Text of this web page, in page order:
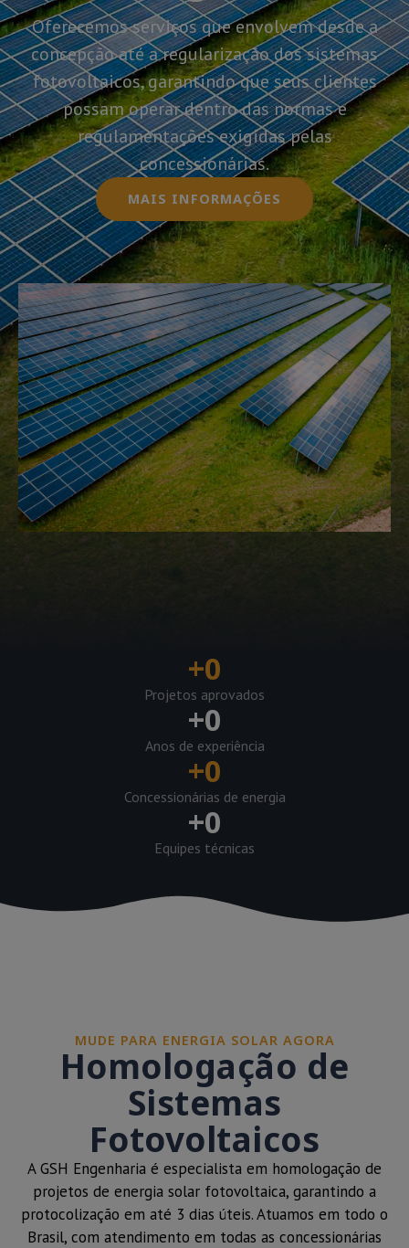
Oferecemos serviços que envolvem desde a
concepção até a regularização dos sistemas
fotovoltaicos, garantindo que seus clientes
possam operar dentro das normas e
regulamentações exigidas pelas
concessionárias.
MAIS INFORMAÇÕES
+0
Projetos aprovados
+0
Anos de experiência
+0
Concessionárias de energia
+0
Equipes técnicas
MUDE PARA ENERGIA SOLAR AGORA
Homologação de
Sistemas
Fotovoltaicos
A GSH Engenharia é especialista em homologação de
projetos de energia solar fotovoltaica, garantindo a
protocolização em até 3 dias úteis. Atuamos em todo o
Brasil, com atendimento em todas as concessionárias